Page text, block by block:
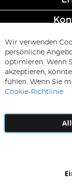
Melden
Sie
unseren
Newsletter
Wir verwenden
persönliche
optimieren. Wenn
akzeptieren,
fühlen. Wenn Sie
Cookie-Richtlinie